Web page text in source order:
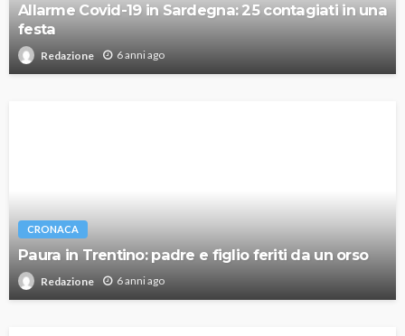
Allarme Covid-19 in Sardegna: 25 contagiati in una
festa
Redazione 6 anni ago
CRONACA
Paura in Trentino: padre e figlio feriti da un orso
Redazione 6 anni ago